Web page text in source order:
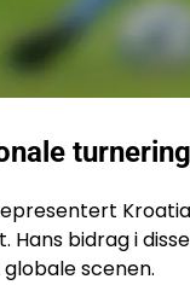
Hans bidrag i
scenen.